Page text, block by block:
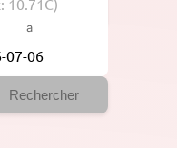
à
Rechercher